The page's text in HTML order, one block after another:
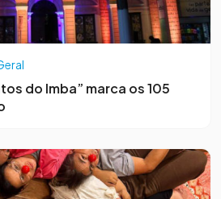
do Imba” marca os 105